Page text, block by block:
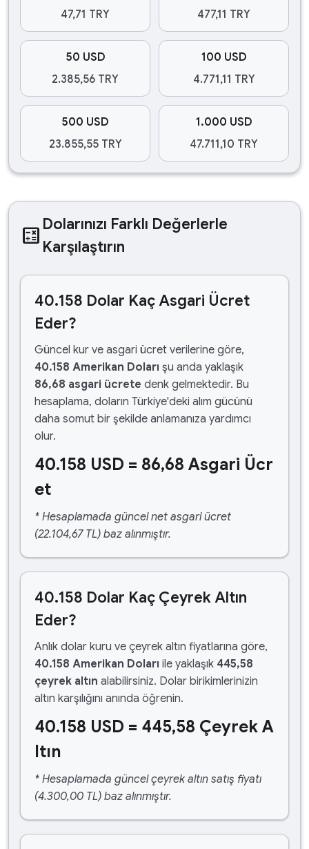
47,71 TRY
477,11 TRY
50 USD
2.385,56 TRY
100 USD
4.771,11 TRY
500 USD
23.855,55 TRY
1.000 USD
47.711,10 TRY
calculate Dolarınızı Farklı Değerlerle
Karşılaştırın
40.158 Dolar Kaç Asgari Ücret
Eder?
Güncel kur ve asgari ücret verilerine göre,
40.158 Amerikan Doları şu anda yaklaşık
86,68 asgari ücrete denk gelmektedir. Bu
hesaplama, doların Türkiye'deki alım gücünü
daha somut bir şekilde anlamanıza yardımcı
olur.
40.158 USD = 86,68 Asgari Ücr
et
* Hesaplamada güncel net asgari ücret
(22.104,67 TL) baz alınmıştır.
40.158 Dolar Kaç Çeyrek Altın
Eder?
Anlık dolar kuru ve çeyrek altın fiyatlarına göre,
40.158 Amerikan Doları ile yaklaşık 445,58
çeyrek altın alabilirsiniz. Dolar birikimlerinizin
altın karşılığını anında öğrenin.
40.158 USD = 445,58 Çeyrek A
ltın
* Hesaplamada güncel çeyrek altın satış fiyatı
(4.300,00 TL) baz alınmıştır.